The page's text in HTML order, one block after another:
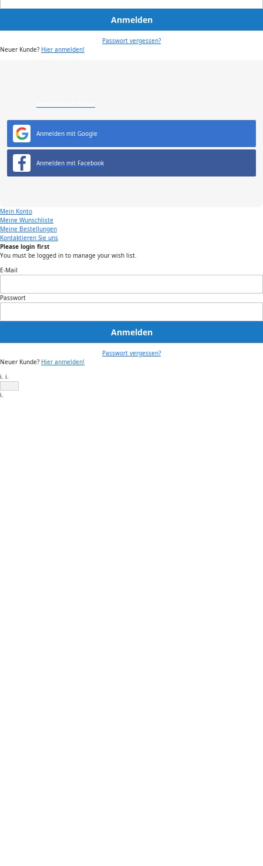
Anmelden
Passwort vergessen?
Neuer Kunde? Hier anmelden!
Anmelden mit Google
Anmelden mit Facebook
Mein Konto
Meine Wunschliste
Meine Bestellungen
Kontaktieren Sie uns
Please login first
You must be logged in to manage your wish list.
E-Mail
Passwort
Anmelden
Passwort vergessen?
Neuer Kunde? Hier anmelden!
i. i.
i.